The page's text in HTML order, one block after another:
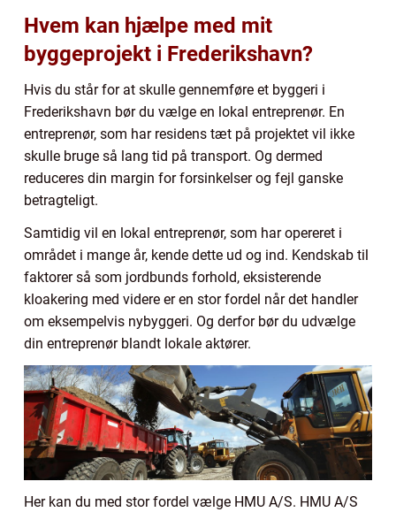
Hvem kan hjælpe med mit
byggeprojekt i Frederikshavn?
Hvis du står for at skulle gennemføre et byggeri i
Frederikshavn bør du vælge en lokal entreprenør. En
entreprenør, som har residens tæt på projektet vil ikke
skulle bruge så lang tid på transport. Og dermed
reduceres din margin for forsinkelser og fejl ganske
betragteligt.
Samtidig vil en lokal entreprenør, som har opereret i
området i mange år, kende dette ud og ind. Kendskab til
faktorer så som jordbunds forhold, eksisterende
kloakering med videre er en stor fordel når det handler
om eksempelvis nybyggeri. Og derfor bør du udvælge
din entreprenør blandt lokale aktører.
Her kan du med stor fordel vælge HMU A/S. HMU A/S